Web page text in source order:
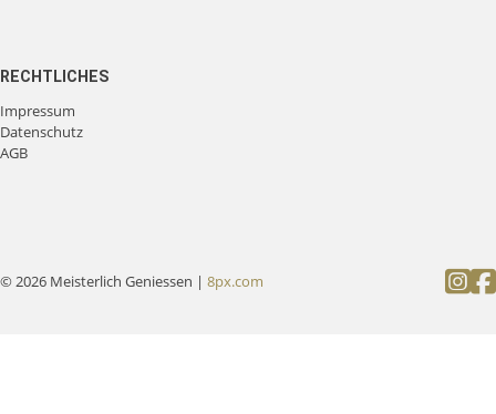
RECHTLICHES
Impressum
Datenschutz
AGB
© 2026 Meisterlich Geniessen | 8px.com